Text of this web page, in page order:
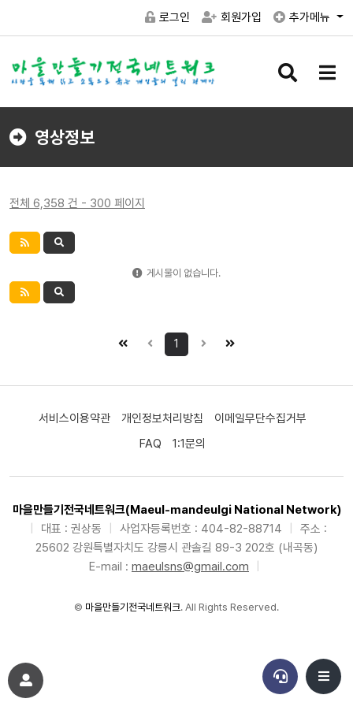
로그인 회원가입 추가메뉴
검
버
메
버
영상정보
전체 6,358 건 - 300 페이지
게시물이 없습니다.
1
서비스이용약관 개인정보처리방침
이메일무단수집거부
FAQ
1:1문의
마을만들기전국네트워크(Maeul-mandeulgi National Network)
대표 : 권상동 사업자등록번호 : 404-82-88714
주소 :
25602 강원특별자치도 강릉시 관솔길 89-3 202호 (내곡동)
E-mail : maeulsns@gmail.com
© 마을만들기전국네트워크. All Rights Reserved.